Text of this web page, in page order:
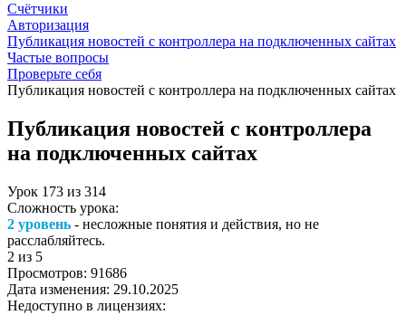
Счётчики
Авторизация
Публикация новостей с контроллера на подключенных сайтах
Частые вопросы
Проверьте себя
Публикация новостей с контроллера на подключенных сайтах
Публикация новостей с контроллера
на подключенных сайтах
Урок 173 из 314
Сложность урока:
2 уровень - несложные понятия и действия, но не
расслабляйтесь.
2 из 5
Просмотров: 91686
Дата изменения: 29.10.2025
Недоступно в лицензиях: